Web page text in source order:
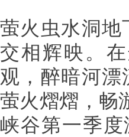
萤火虫水洞地
交相辉映。
观，醉暗河
萤火熠熠，畅
峡谷第一季